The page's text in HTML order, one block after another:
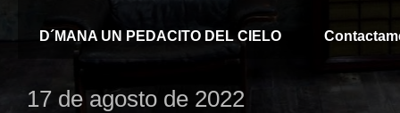
D´MANA UN PEDACITO DEL CIELO
17 de agosto de 2022